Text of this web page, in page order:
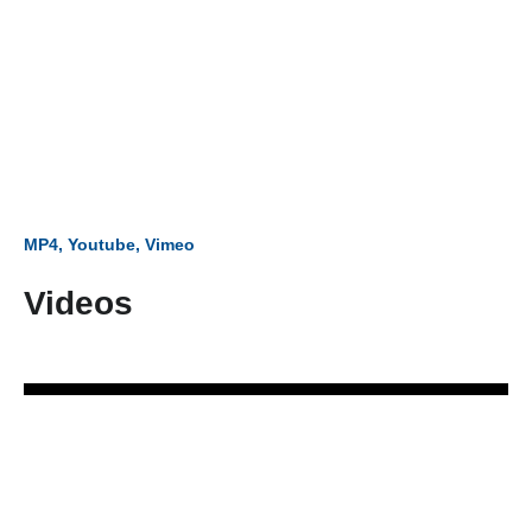
MP4, Youtube, Vimeo
Videos